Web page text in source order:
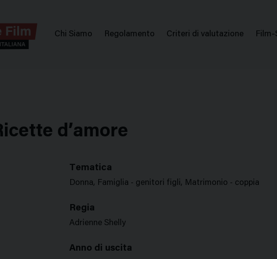
Menu
Chi Siamo Regolamento Criteri di valutazione Film-
d’amore
Tematica
Donna, Famiglia - genitori figli, Matrimonio - coppia
Regia
Adrienne Shelly
Anno di uscita